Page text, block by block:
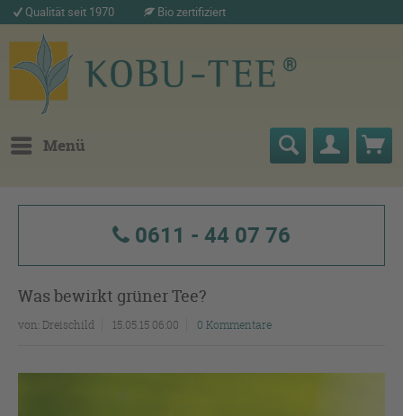
Qualität seit 1970 Bio zertifiziert
Menü
0611 - 44 07 76
Was bewirkt grüner Tee?
von:Dreischild 15.05.15 06:00 0 Kommentare